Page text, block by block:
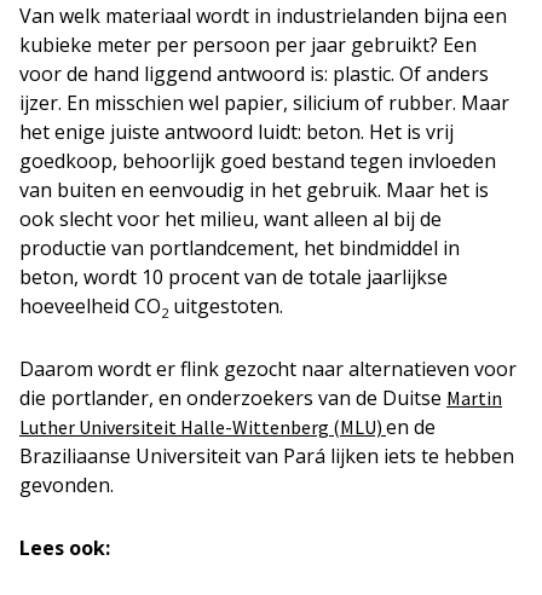
Van welk materiaal wordt in industrielanden bijna een
kubieke meter per persoon per jaar gebruikt? Een
voor de hand liggend antwoord is: plastic. Of anders
ijzer. En misschien wel papier, silicium of rubber. Maar
het enige juiste antwoord luidt: beton. Het is vrij
goedkoop, behoorlijk goed bestand tegen invloeden
van buiten en eenvoudig in het gebruik. Maar het is
ook slecht voor het milieu, want alleen al bij de
productie van portlandcement, het bindmiddel in
beton, wordt 10 procent van de totale jaarlijkse
hoeveelheid CO2 uitgestoten.
Daarom wordt er flink gezocht naar alternatieven voor
die portlander, en onderzoekers van de Duitse Martin
Luther Universiteit Halle-Wittenberg (MLU) en de
Braziliaanse Universiteit van Pará lijken iets te hebben
gevonden.
Lees ook: